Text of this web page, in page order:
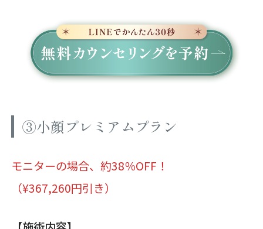
③小顔プレミアムプラン
モニターの場合、約38％OFF！
（¥367,260円引き）